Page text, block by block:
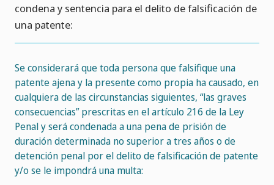
condena y sentencia para el delito de falsificación de
una patente:
Se considerará que toda persona que falsifique una
patente ajena y la presente como propia ha causado, en
cualquiera de las circunstancias siguientes, “las graves
consecuencias” prescritas en el artículo 216 de la Ley
Penal y será condenada a una pena de prisión de
duración determinada no superior a tres años o de
detención penal por el delito de falsificación de patente
y/o se le impondrá una multa: